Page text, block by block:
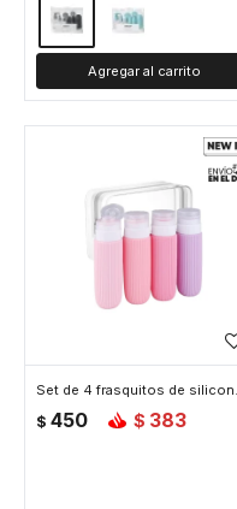
Set de
$ 450 $ 383